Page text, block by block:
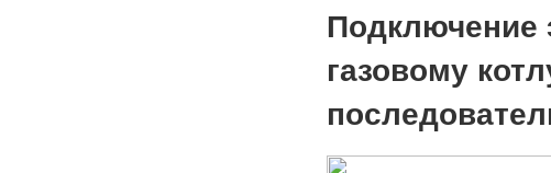
Подключение
газовому